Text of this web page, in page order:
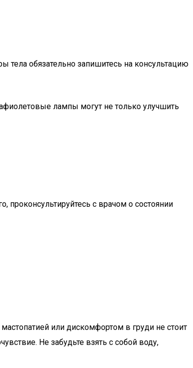
тела обязательно запишитесь на консультацию
лампы могут не только улучшить
с врачом о состоянии
или дискомфортом в груди не стоит
Не забудьте взять с собой воду,